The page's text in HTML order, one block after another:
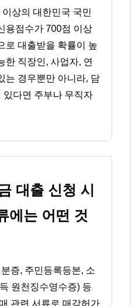
상의 대한민국 국민
용점수가 700점 이상
로 대출받을 확률이 높
한 직장인, 사업자, 연
는 경우뿐만 아니라, 담
있다면 주부나 무직자
대출 신청 시
에는 어떤 것
증, 주민등록등본, 소
원천징수영수증) 등
관련 서류로 매각허가